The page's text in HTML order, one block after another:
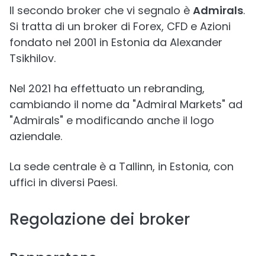
Il secondo broker che vi segnalo è Admirals.
Si tratta di un broker di Forex, CFD e Azioni
fondato nel 2001 in Estonia da Alexander
Tsikhilov.
Nel 2021 ha effettuato un rebranding,
cambiando il nome da "Admiral Markets" ad
"Admirals" e modificando anche il logo
aziendale.
La sede centrale è a Tallinn, in Estonia, con
uffici in diversi Paesi.
Regolazione dei broker